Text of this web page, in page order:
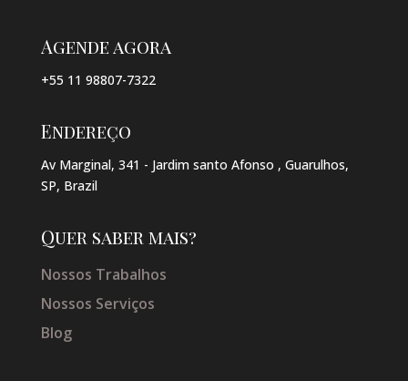
Agende agora
+55 11 98807-7322
Endereço
Av Marginal, 341 - Jardim santo Afonso , Guarulhos,
SP, Brazil
Quer saber mais?
Nossos Trabalhos
Nossos Serviços
Blog